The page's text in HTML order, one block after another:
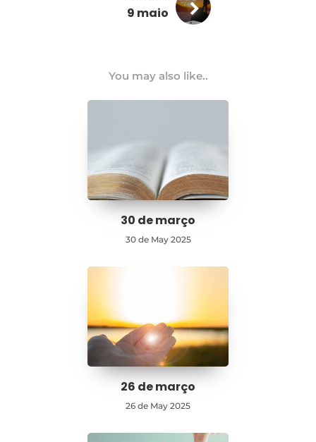
9 maio
You may also like..
30 de março
30 de May 2025
26 de março
26 de May 2025